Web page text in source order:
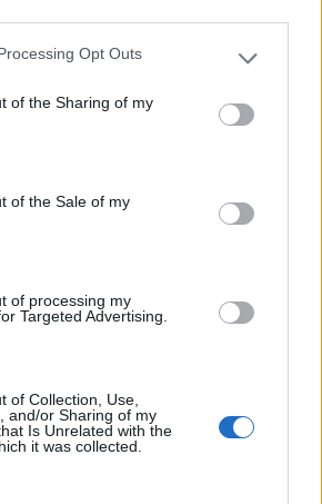
website/app uses one or more Google
or usage behaviour. You may click to
to Google and its third-party tags to
specified purposes in below Google
Opt Outs
of the Sharing of my
of the Sale of my
of processing my
Targeted Advertising.
of Collection, Use,
and/or Sharing of my
Is Unrelated with the
it was collected.